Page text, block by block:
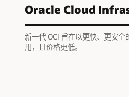
Oracle Cloud
新一代 OCI 旨在以更快、更安全
用，且价格更低。